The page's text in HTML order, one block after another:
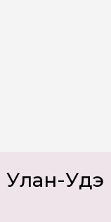
Улан-Удэ